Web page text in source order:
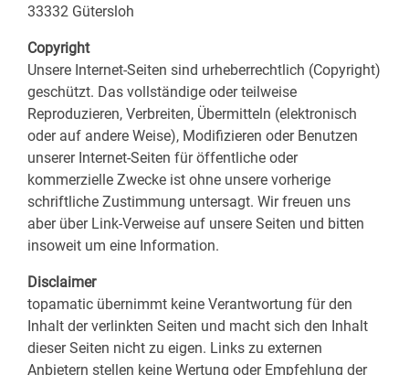
33332 Gütersloh
Copyright
Unsere Internet-Seiten sind urheberrechtlich (Copyright)
geschützt. Das vollständige oder teilweise
Reproduzieren, Verbreiten, Übermitteln (elektronisch
oder auf andere Weise), Modifizieren oder Benutzen
unserer Internet-Seiten für öffentliche oder
kommerzielle Zwecke ist ohne unsere vorherige
schriftliche Zustimmung untersagt. Wir freuen uns
aber über Link-Verweise auf unsere Seiten und bitten
insoweit um eine Information.
Disclaimer
topamatic übernimmt keine Verantwortung für den
Inhalt der verlinkten Seiten und macht sich den Inhalt
dieser Seiten nicht zu eigen. Links zu externen
Anbietern stellen keine Wertung oder Empfehlung der